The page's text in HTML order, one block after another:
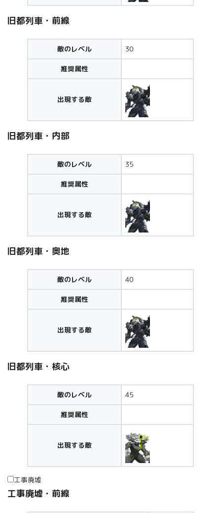
旧都列車・前線
敵のレベル 30
推奨属性
出現する敵
旧都列車・内部
敵のレベル 35
推奨属性
出現する敵
旧都列車・奥地
敵のレベル 40
推奨属性
出現する敵
旧都列車・核心
敵のレベル 45
推奨属性
出現する敵
工事廃墟
工事廃墟・前線